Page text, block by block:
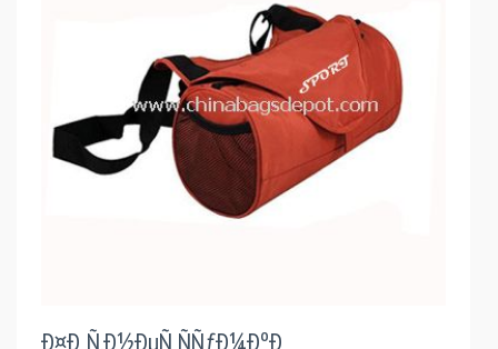
Ð¤Ð¸Ñ‚Ð½ÐµÑ ÑÑƒÐ¼ÐºÐ¸